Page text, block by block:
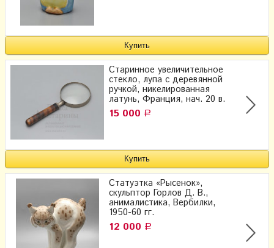
Старинное увеличительное
стекло, лупа с деревянной
ручкой, никелированная
латунь, Франция, нач. 20 в.
15 000 Р
Статуэтка «Рысенок»,
скульптор Горлов Д. В.,
анималистика, Вербилки,
1950-60 гг.
12 000 Р